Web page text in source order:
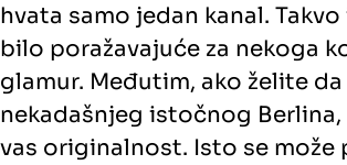
hvata samo jedan kanal.
bilo poražavajuće za nekoga
glamur. Međutim, ako želite
nekadašnjeg istočnog
vas originalnost. Isto se može